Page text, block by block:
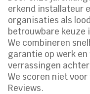
erkend installateur
organisaties als
betrouwbare keuze
We combineren
garantie op werk
verrassingen
We scoren niet
Reviews.